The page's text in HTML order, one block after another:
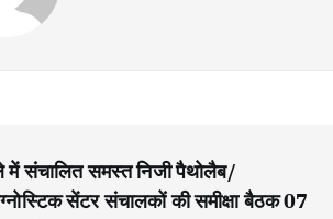
में संचालित समस्त निजी पैथोलैब/
सेंटर संचालकों की समीक्षा बैठक 07